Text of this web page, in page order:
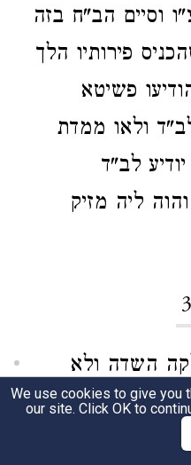
וסיים הב"ח בזה
פירותיו הלך
פשיטא
ולאו ממדת
לב"ד
ליה מזיק
השדה ולא
לבעל השדה או
במזומנים הן
We use cookies to give you
our site. Click OK to